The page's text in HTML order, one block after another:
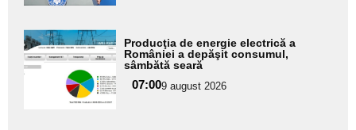
Adaugă
aici textul
pentru
subtitlu
Producţia de energie electrică a
României a depăşit consumul,
sâmbătă seară
07:009 august 2026